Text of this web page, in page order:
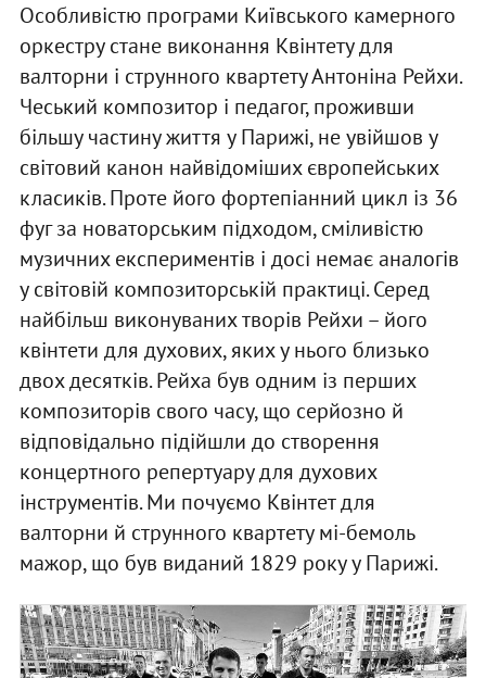
Особливістю програми Київського камерного
оркестру стане виконання Квінтету для
валторни і струнного квартету Антоніна Рейхи.
Чеський композитор і педагог, проживши
більшу частину життя у Парижі, не увійшов у
світовий канон найвідоміших європейських
класиків. Проте його фортепіанний цикл із 36
фуг за новаторським підходом, сміливістю
музичних експериментів і досі немає аналогів
у світовій композиторській практиці. Серед
найбільш виконуваних творів Рейхи – його
квінтети для духових, яких у нього близько
двох десятків. Рейха був одним із перших
композиторів свого часу, що серйозно й
відповідально підійшли до створення
концертного репертуару для духових
інструментів. Ми почуємо Квінтет для
валторни й струнного квартету мі-бемоль
мажор, що був виданий 1829 року у Парижі.